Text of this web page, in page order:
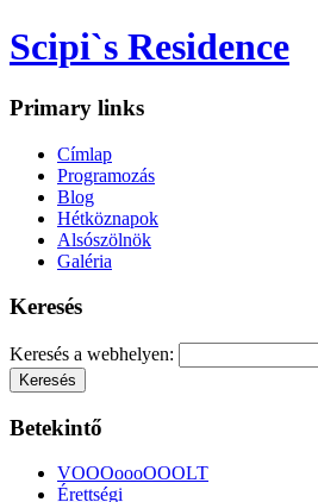
Scipi`s Residence
Primary links
Címlap
Programozás
Blog
Hétköznapok
Alsószölnök
Galéria
Keresés
Keresés a webhelyen:
Betekintő
VOOOoooOOOLT
Érettségi